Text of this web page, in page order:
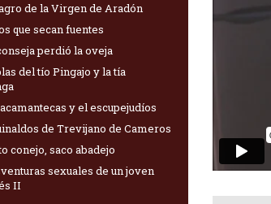
de la Virgen de Aradón
que secan fuentes
perdió la oveja
del tío Pingajo y la tía
y el escupejudíos
de Trevijano de Cameros
conejo, saco abadejo
sexuales de un joven
II